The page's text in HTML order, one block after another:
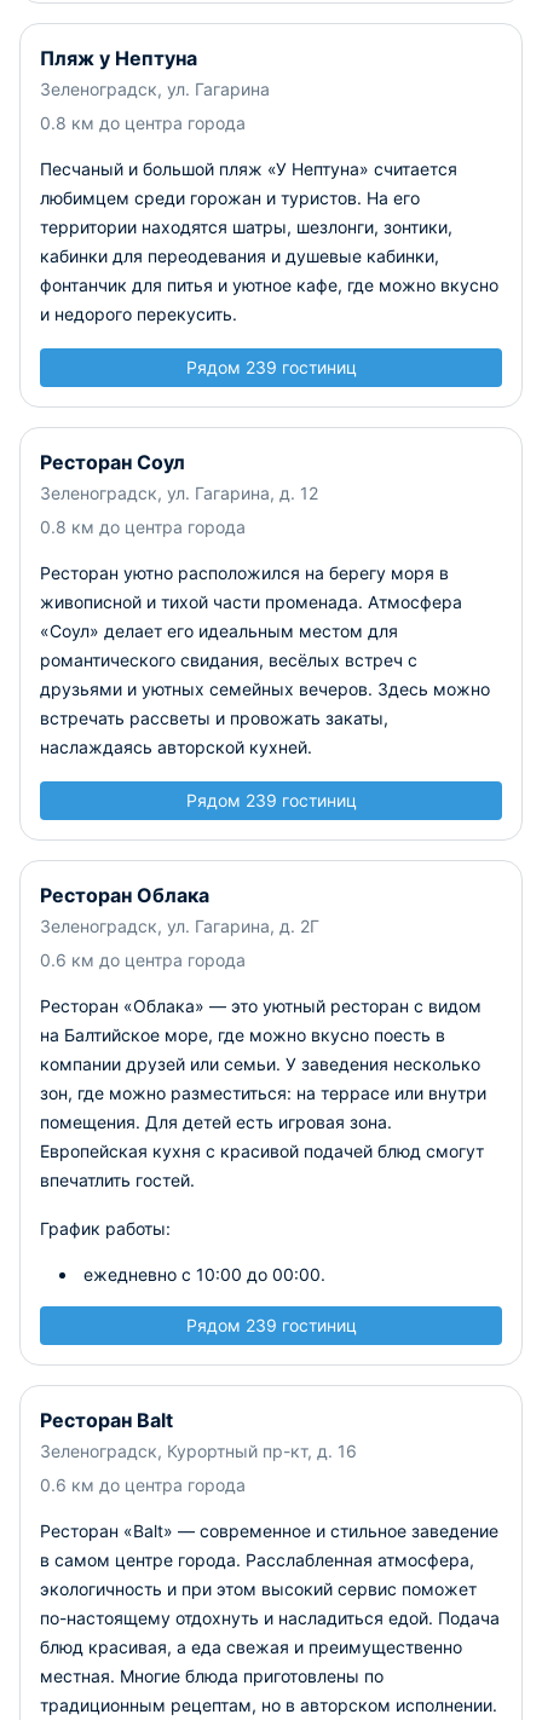
Пляж у Нептуна
Зеленоградск, ул. Гагарина
0.8 км до центра города
Песчаный и большой пляж «У Нептуна» считается
любимцем среди горожан и туристов. На его
территории находятся шатры, шезлонги, зонтики,
кабинки для переодевания и душевые кабинки,
фонтанчик для питья и уютное кафе, где можно вкусно
и недорого перекусить.
Рядом 239 гостиниц
Ресторан Соул
Зеленоградск, ул. Гагарина, д. 12
0.8 км до центра города
Ресторан уютно расположился на берегу моря в
живописной и тихой части променада. Атмосфера
«Соул» делает его идеальным местом для
романтического свидания, весёлых встреч с
друзьями и уютных семейных вечеров. Здесь можно
встречать рассветы и провожать закаты,
наслаждаясь авторской кухней.
Рядом 239 гостиниц
Ресторан Облака
Зеленоградск, ул. Гагарина, д. 2Г
0.6 км до центра города
Ресторан «Облака» — это уютный ресторан с видом
на Балтийское море, где можно вкусно поесть в
компании друзей или семьи. У заведения несколько
зон, где можно разместиться: на террасе или внутри
помещения. Для детей есть игровая зона.
Европейская кухня с красивой подачей блюд смогут
впечатлить гостей.
График работы:
ежедневно с 10:00 до 00:00.
Рядом 239 гостиниц
Ресторан Balt
Зеленоградск, Курортный пр-кт, д. 16
0.6 км до центра города
Ресторан «Balt» — современное и стильное заведение
в самом центре города. Расслабленная атмосфера,
экологичность и при этом высокий сервис поможет
по-настоящему отдохнуть и насладиться едой. Подача
блюд красивая, а еда свежая и преимущественно
местная. Многие блюда приготовлены по
традиционным рецептам, но в авторском исполнении.